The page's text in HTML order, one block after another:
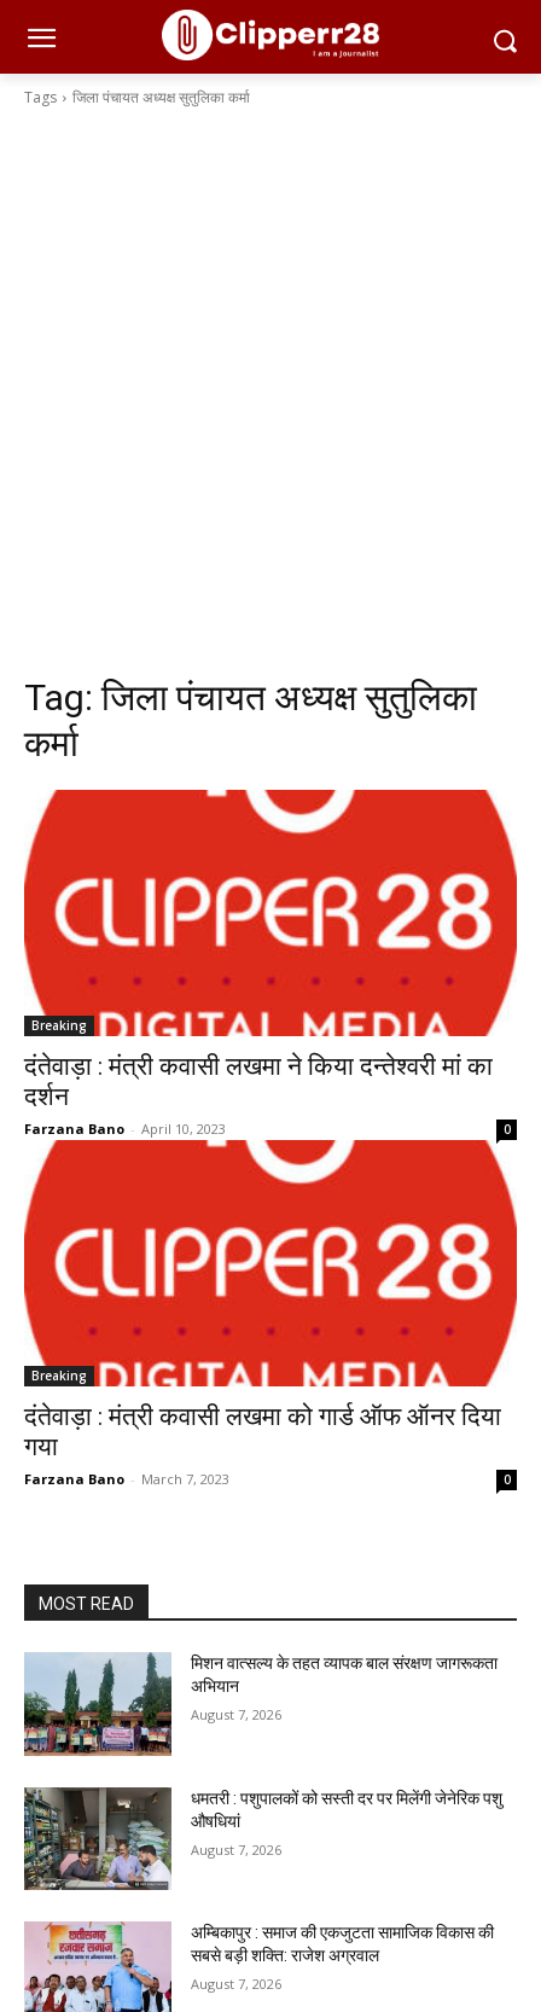
Tags जिला पंचायत अध्यक्ष सुतुलिका कर्मा
Tag:जिला पंचायत अध्यक्ष सुतुलिका
कर्मा
Breaking
दंतेवाड़ा : मंत्री कवासी लखमा ने किया दन्तेश्वरी मां का
दर्शन
Farzana Bano - April 10, 2023 0
Breaking
दंतेवाड़ा : मंत्री कवासी लखमा को गार्ड ऑफ ऑनर दिया
गया
Farzana Bano - March 7, 2023 0
MOST READ
मिशन वात्सल्य के तहत व्यापक बाल संरक्षण जागरूकता
अभियान
August 7, 2026
धमतरी : पशुपालकों को सस्ती दर पर मिलेंगी जेनेरिक पशु
औषधियां
August 7, 2026
अम्बिकापुर : समाज की एकजुटता सामाजिक विकास की
सबसे बड़ी शक्ति: राजेश अग्रवाल
August 7, 2026